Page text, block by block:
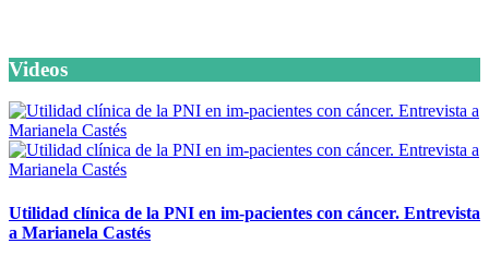
Videos
Utilidad clínica de la PNI en im-pacientes con cáncer. Entrevista
a Marianela Castés